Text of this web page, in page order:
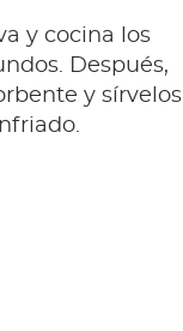
y cocina los
Después,
y sírvelos